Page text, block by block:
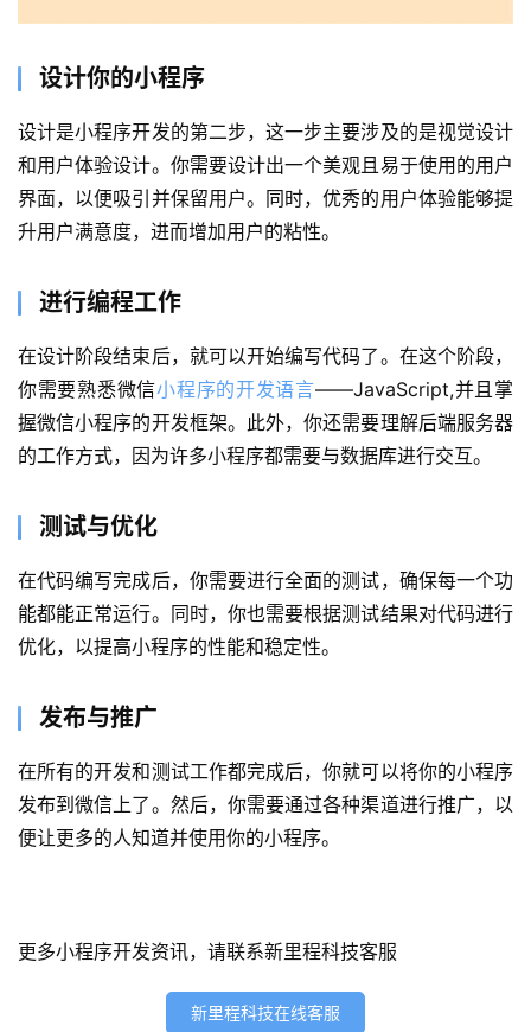
首
关
于
案
服
务
开
设计你的小程序
设计是小程序开发的第二步，这一步主要涉及的是视觉设计
和用户体验设计。你需要设计出一个美观且易于使用的用户
界面，以便吸引并保留用户。同时，优秀的用户体验能够提
升用户满意度，进而增加用户的粘性。
进行编程工作
在设计阶段结束后，就可以开始编写代码了。在这个阶段，
你需要熟悉微信小程序的开发语言——JavaScript,并且掌
握微信小程序的开发框架。此外，你还需要理解后端服务器
的工作方式，因为许多小程序都需要与数据库进行交互。
测试与优化
在代码编写完成后，你需要进行全面的测试，确保每一个功
能都能正常运行。同时，你也需要根据测试结果对代码进行
优化，以提高小程序的性能和稳定性。
发布与推广
在所有的开发和测试工作都完成后，你就可以将你的小程序
发布到微信上了。然后，你需要通过各种渠道进行推广，以
便让更多的人知道并使用你的小程序。
更多小程序开发资讯，请联系新里程科技客服
新里程科技在线客服